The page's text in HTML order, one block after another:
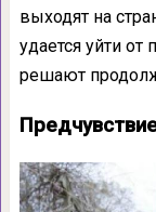
выходят на
удается уйти от
решают